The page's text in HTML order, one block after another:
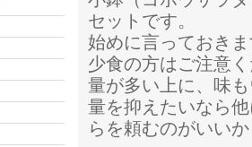
セットです。
始めに言っておき
少食の方はご注意
量が多い上に、味
量を抑えたいなら
らを頼むのがいい